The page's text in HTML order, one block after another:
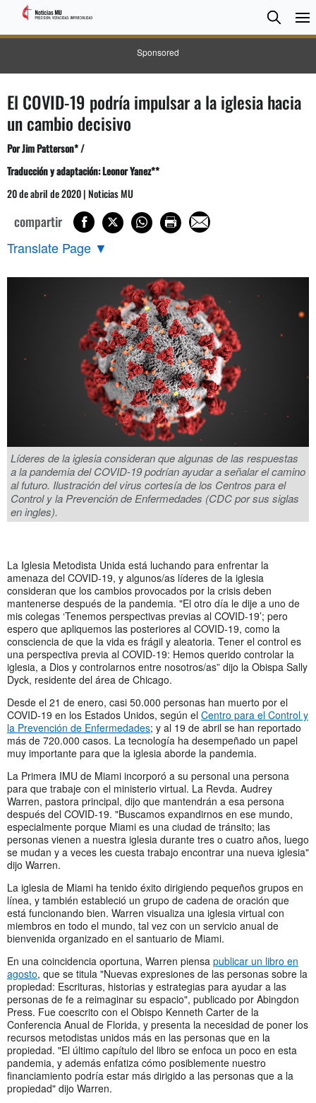
Sponsored
Search
El COVID-19 podría impulsar a la iglesia hacia
un cambio decisivo
Por Jim Patterson* /
Traducción y adaptación: Leonor Yanez**
20 de abril de 2020 | Noticias MU
compartir
Translate Page ▼
Líderes de la iglesia consideran que algunas de las respuestas
a la pandemia del COVID-19 podrían ayudar a señalar el camino
al futuro. Ilustración del virus cortesía de los Centros para el
Control y la Prevención de Enfermedades (CDC por sus siglas
en ingles).
La Iglesia Metodista Unida está luchando para enfrentar la
amenaza del COVID-19, y algunos/as líderes de la iglesia
consideran que los cambios provocados por la crisis deben
mantenerse después de la pandemia. "El otro día le dije a uno de
mis colegas ‘Tenemos perspectivas previas al COVID-19’; pero
espero que apliquemos las posteriores al COVID-19, como la
consciencia de que la vida es frágil y aleatoria. Tener el control es
una perspectiva previa al COVID-19: Hemos querido controlar la
iglesia, a Dios y controlarnos entre nosotros/as” dijo la Obispa Sally
Dyck, residente del área de Chicago.
Desde el 21 de enero, casi 50.000 personas han muerto por el
COVID-19 en los Estados Unidos, según el Centro para el Control y
la Prevención de Enfermedades; y al 19 de abril se han reportado
más de 720.000 casos. La tecnología ha desempeñado un papel
muy importante para que la iglesia aborde la pandemia.
La Primera IMU de Miami incorporó a su personal una persona
para que trabaje con el ministerio virtual. La Revda. Audrey
Warren, pastora principal, dijo que mantendrán a esa persona
después del COVID-19. "Buscamos expandirnos en ese mundo,
especialmente porque Miami es una ciudad de tránsito; las
personas vienen a nuestra iglesia durante tres o cuatro años, luego
se mudan y a veces les cuesta trabajo encontrar una nueva iglesia"
dijo Warren.
La iglesia de Miami ha tenido éxito dirigiendo pequeños grupos en
línea, y también estableció un grupo de cadena de oración que
está funcionando bien. Warren visualiza una iglesia virtual con
miembros en todo el mundo, tal vez con un servicio anual de
bienvenida organizado en el santuario de Miami.
En una coincidencia oportuna, Warren piensa publicar un libro en
agosto, que se titula "Nuevas expresiones de las personas sobre la
propiedad: Escrituras, historias y estrategias para ayudar a las
personas de fe a reimaginar su espacio", publicado por Abingdon
Press. Fue coescrito con el Obispo Kenneth Carter de la
Conferencia Anual de Florida, y presenta la necesidad de poner los
recursos metodistas unidos más en las personas que en la
propiedad. "El último capítulo del libro se enfoca un poco en esta
pandemia, y además enfatiza cómo posiblemente nuestro
financiamiento podría estar más dirigido a las personas que a la
propiedad" dijo Warren.